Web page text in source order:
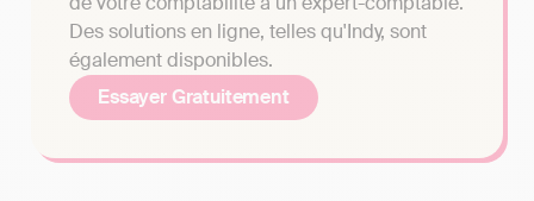
Des solutions en ligne, telles qu'Indy, sont
également disponibles.
Essayer Gratuitement